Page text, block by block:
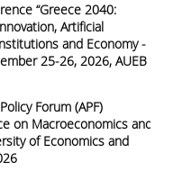
“Greece 2040:
Artificial
and Economy -
25-26, 2026, AUEB
Forum (APF)
on Macroeconomics and
of Economics and